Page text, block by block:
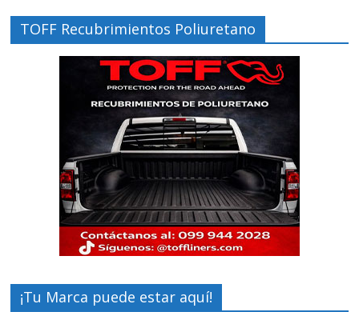
TOFF Recubrimientos Poliuretano
¡Tu Marca puede estar aquí!